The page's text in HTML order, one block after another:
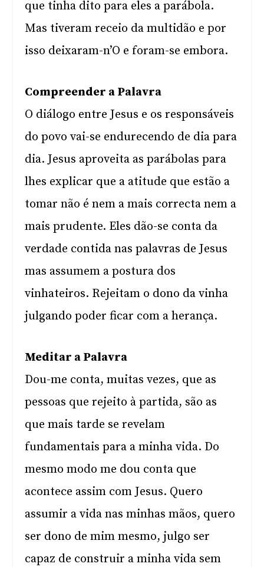
que tinha dito para eles a parábola.
Mas tiveram receio da multidão e por
isso deixaram-n’O e foram-se embora.
Compreender a Palavra
O diálogo entre Jesus e os responsáveis
do povo vai-se endurecendo de dia para
dia. Jesus aproveita as parábolas para
lhes explicar que a atitude que estão a
tomar não é nem a mais correcta nem a
mais prudente. Eles dão-se conta da
verdade contida nas palavras de Jesus
mas assumem a postura dos
vinhateiros. Rejeitam o dono da vinha
julgando poder ficar com a herança.
Meditar a Palavra
Dou-me conta, muitas vezes, que as
pessoas que rejeito à partida, são as
que mais tarde se revelam
fundamentais para a minha vida. Do
mesmo modo me dou conta que
acontece assim com Jesus. Quero
assumir a vida nas minhas mãos, quero
ser dono de mim mesmo, julgo ser
capaz de construir a minha vida sem